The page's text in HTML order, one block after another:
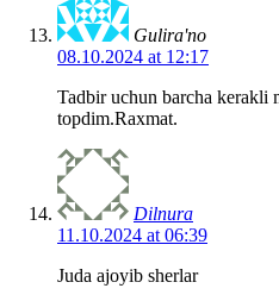
Gulira'no
08.10.2024 at 12:17
Tadbir uchun barcha kerakli
topdim.Raxmat.
Dilnura
11.10.2024 at 06:39
Juda ajoyib sherlar